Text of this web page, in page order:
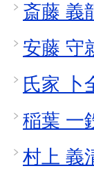
斎藤 義
安藤 守
氏家 卜
稲葉 一
村上 義